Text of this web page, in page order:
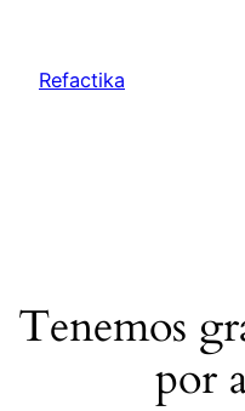
Refactika
Tenemos
por